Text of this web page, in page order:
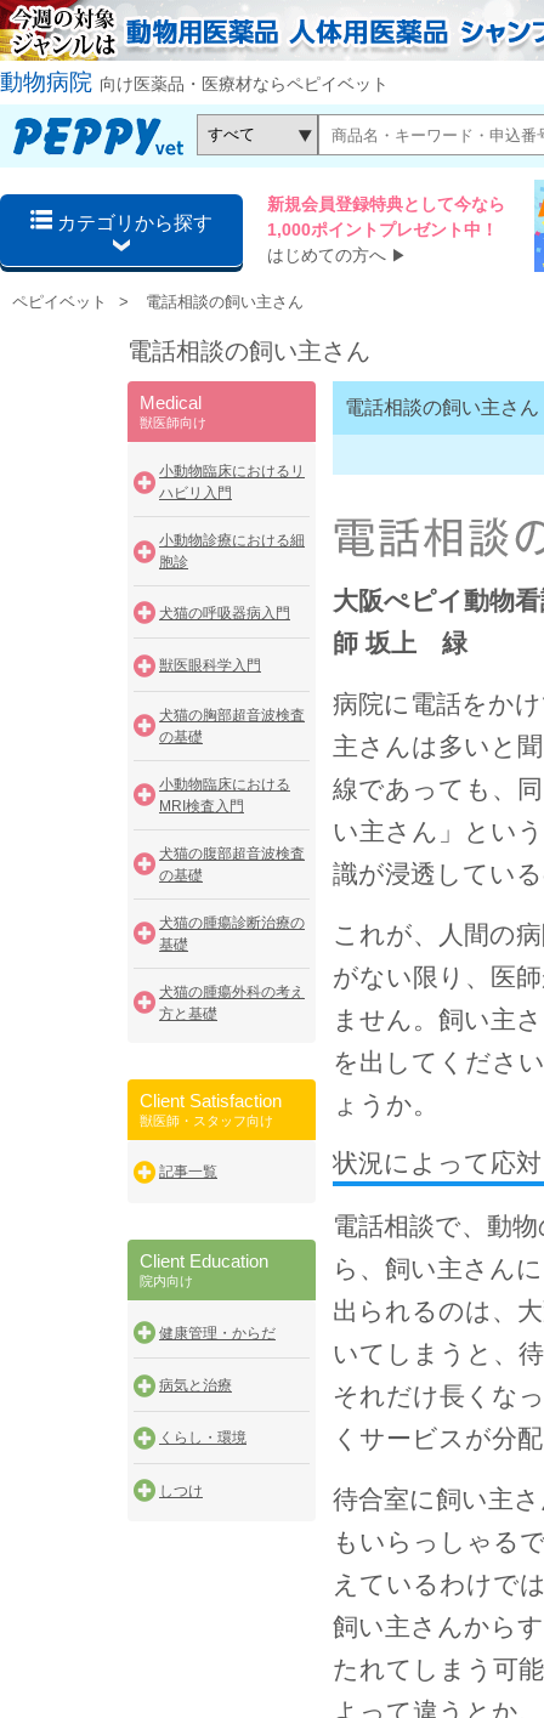
動物病院 向け医薬品・医療材ならペピイベット
カテゴリから探す
新規会員登録特典として今なら
1,000ポイントプレゼント中！
はじめての方へ ▶
ペピイベット 電話相談の飼い主さん
電話相談の飼い主さん
Medical
獣医師向け
小動物臨床におけるリ
ハビリ入門
小動物診療における細
胞診
犬猫の呼吸器病入門
獣医眼科学入門
犬猫の胸部超音波検査
の基礎
小動物臨床における
MRI検査入門
犬猫の腹部超音波検査
の基礎
犬猫の腫瘍診断治療の
基礎
犬猫の腫瘍外科の考え
方と基礎
Client Satisfaction
獣医師・スタッフ向け
記事一覧
Client Education
院内向け
健康管理・からだ
病気と治療
くらし・環境
しつけ
電話相談の飼い主さん
大阪ぺピイ動物
師 坂上 緑
病院に電話をか
主さんは多いと
線であっても、
い主さん」とい
識が浸透してい
これが、人間の
がない限り、医
ません。飼い主
を出してくださ
ょうか。
状況によって応
電話相談で、動
ら、飼い主さん
出られるのは、
いてしまうと、
それだけ長くな
くサービスが分
待合室に飼い主
もいらっしゃる
えているわけで
飼い主さんから
たれてしまう可
よって違うとか